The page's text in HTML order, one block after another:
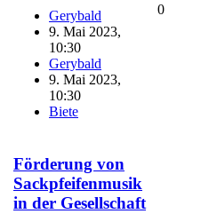
Gerybald
9. Mai 2023,
10:30
Gerybald
9. Mai 2023,
10:30
Biete
0
Förderung von
Sackpfeifenmusik
in der Gesellschaft